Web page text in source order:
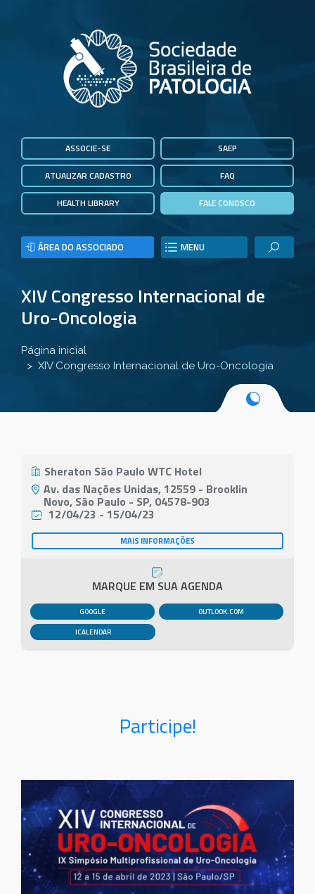
ASSOCIE-SE
ATUALIZAR CADASTRO
HEALTH LIBRARY
SAEP
FAQ
FALE CONOSCO
ÁREA DO ASSOCIADO MENU
XIV Congresso Internacional de
Uro-Oncologia
Página inicial
XIV Congresso Internacional de Uro-Oncologia
Sheraton São Paulo WTC Hotel
Av. das Nações Unidas, 12559 - Brooklin
Novo, São Paulo - SP, 04578-903
12/04/23 - 15/04/23
MAIS INFORMAÇÕES
MARQUE EM SUA AGENDA
GOOGLE OUTLOOK.COM
Participe!